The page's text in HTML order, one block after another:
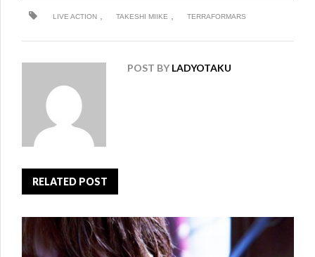
LIVE ACTION TAKESHI MIIKE TERRAFORMARS
POST BY LADYOTAKU
RELATED POST